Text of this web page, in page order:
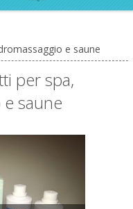
e saune
per spa,
saune